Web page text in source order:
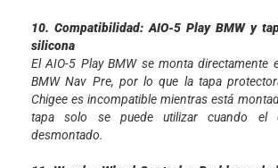
10. Compatibilidad: AIO-5 Play BMW y
silicona
El AIO-5 Play BMW se monta directamente
BMW Nav Pre, por lo que la tapa
Chigee es incompatible mientras está
tapa solo se puede utilizar cuando el
desmontado.